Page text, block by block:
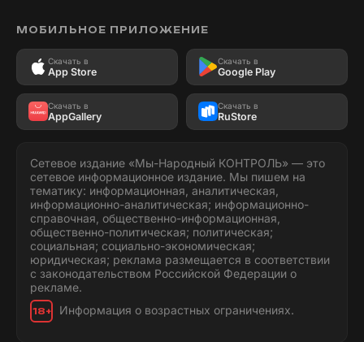
МОБИЛЬНОЕ ПРИЛОЖЕНИЕ
Скачать в
App Store
Скачать в
Google Play
Скачать в
AppGallery
Скачать в
RuStore
Сетевое издание «Мы-Народный КОНТРОЛЬ» — это
сетевое информационное издание. Мы пишем на
тематику: информационная, аналитическая,
информационно-аналитическая; информационно-
справочная, общественно-информационная,
общественно-политическая; политическая;
социальная; социально-экономическая;
юридическая; реклама размещается в соответствии
с законодательством Российской Федерации о
рекламе.
18+ Информация о возрастных ограничениях.